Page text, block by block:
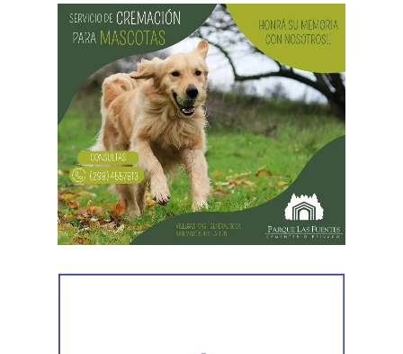
Para obtener más información, los interesados pueden
comunicarse a los teléfonos 4423195 o 2984-646319, de
lunes a viernes de 8 a 14.